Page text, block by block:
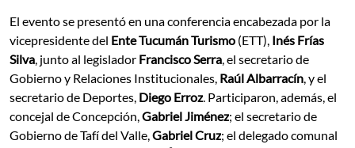
El evento se presentó en una conferencia encabezada por la
vicepresidente del Ente Tucumán Turismo (ETT), Inés Frías
Silva, junto al legislador Francisco Serra, el secretario de
Gobierno y Relaciones Institucionales, Raúl Albarracín, y el
secretario de Deportes, Diego Erroz. Participaron, además, el
concejal de Concepción,Gabriel Jiménez; el secretario de
Gobierno de Tafí del Valle,Gabriel Cruz; el delegado comunal